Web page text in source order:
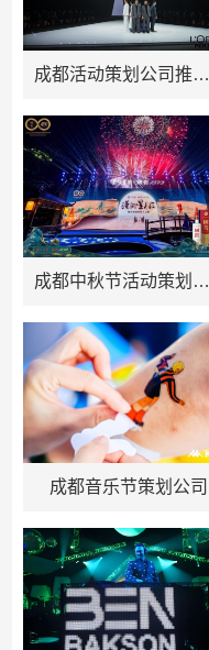
成都活动策划公司推荐-欧莱雅发布会
成都中秋节活动策划公司推荐
成都音乐节策划公司